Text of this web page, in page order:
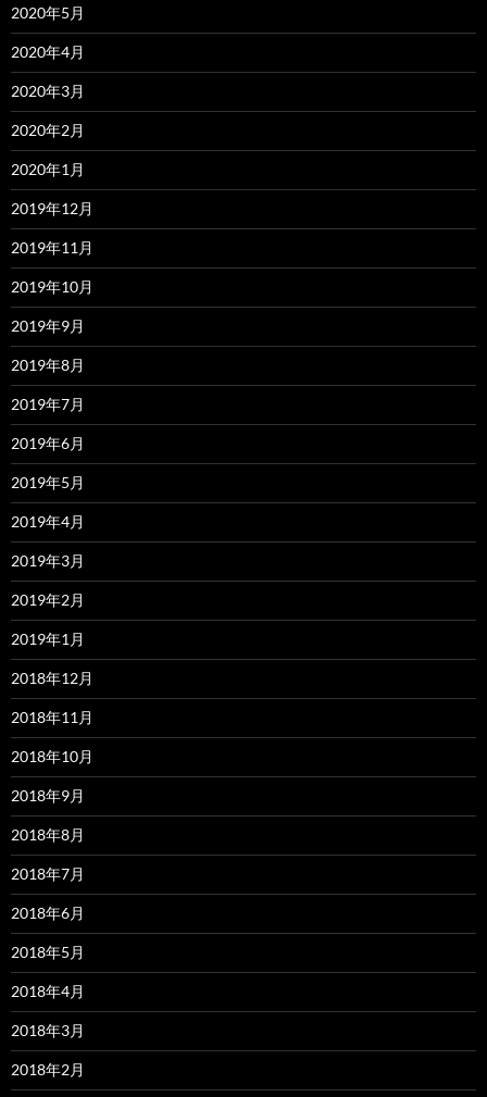
2020年5月
2020年4月
2020年3月
2020年2月
2020年1月
2019年12月
2019年11月
2019年10月
2019年9月
2019年8月
2019年7月
2019年6月
2019年5月
2019年4月
2019年3月
2019年2月
2019年1月
2018年12月
2018年11月
2018年10月
2018年9月
2018年8月
2018年7月
2018年6月
2018年5月
2018年4月
2018年3月
2018年2月